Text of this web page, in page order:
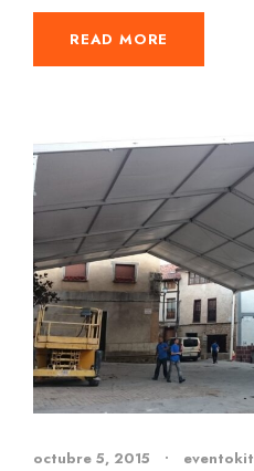
READ MORE
octubre 5, 2015 • eventokit